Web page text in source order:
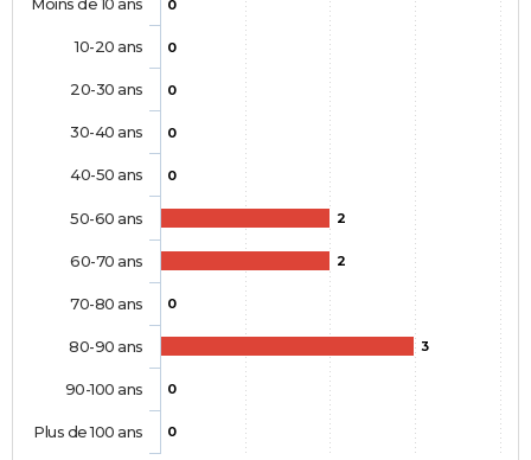
0
0
0
0
0
2
2
0
3
0
0
10-20 ans
20-30 ans
30-40 ans
40-50 ans
50-60 ans
60-70 ans
70-80 ans
80-90 ans
90-100 ans
Plus de 100 ans